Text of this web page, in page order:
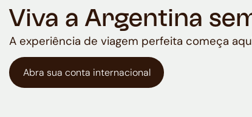
Viva a Argentina
A experiência de viagem perfeita começa
Abra sua conta internacional